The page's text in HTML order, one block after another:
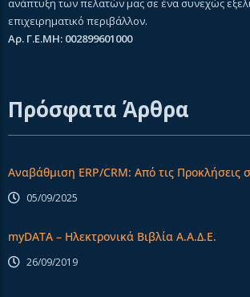
ανάπτυξη των πελατών μας σε ένα συνεχώς
επιχειρηματικό περιβάλλον.
Αρ. Γ.Ε.ΜΗ: 002899601000
Πρόσφατα Άρθρα
Αναβάθμιση ERP/CRM: Από τις Προκλήσεις
05/09/2025
myDATA – Ηλεκτρονικά Βιβλία Α.Α.Δ.Ε.
26/09/2019